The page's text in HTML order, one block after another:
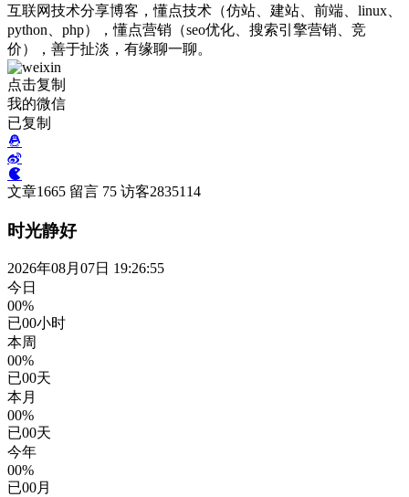
互联网技术分享博客，懂点技术（仿站、建站、前端、linux、
python、php），懂点营销（seo优化、搜索引擎营销、竞
价），善于扯淡，有缘聊一聊。
点击复制
我的微信
已复制
文章1665 留言 75 访客2835114
时光静好
2026年08月07日 19:26:56
今日
00%
已00小时
本周
00%
已00天
本月
00%
已00天
今年
00%
已00月